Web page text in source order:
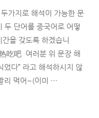
가지로 해석이 가능한 문
두 단어를 중국어로 어떻
을 갖도록 하겠습니
吃吧 ​ 여러분 위 문장 해
었다” 라고 해석하시지 않
리 먹어~(이미 …